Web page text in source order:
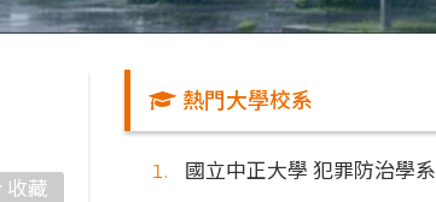
收藏
熱門大學校系
國立中正大學 犯罪防治學系